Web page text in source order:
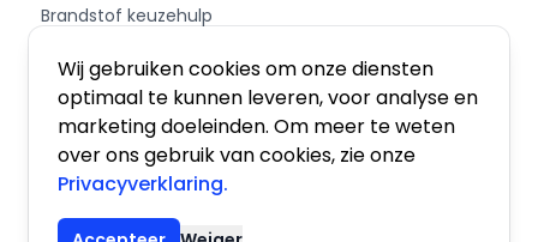
Wij gebruiken cookies om onze diensten
optimaal te kunnen leveren, voor analyse en
marketing doeleinden. Om meer te weten
over ons gebruik van cookies, zie onze
Privacyverklaring.
Brandstof keuzehulp
Schakel of automaat?
Private Leasen,
Financieren of Kopen?